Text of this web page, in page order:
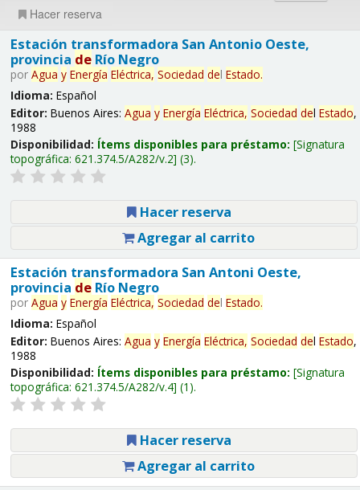
Hacer reserva
Estación transformadora San Antonio Oeste,
provincia deRío Negro
por Agua y Energía Eléctrica, Sociedad del Estado.
Idioma: Español
Editor: Buenos Aires: Agua y Energía Eléctrica, Sociedad del Estado,
1988
Disponibilidad: Ítems disponibles para préstamo: Signatura
topográfica: 621.374.5/A282/v.2 (3).
Hacer reserva
Agregar al carrito
Estación transformadora San Antoni Oeste,
provincia deRío Negro
por Agua y Energía Eléctrica, Sociedad del Estado.
Idioma: Español
Editor: Buenos Aires: Agua y Energía Eléctrica, Sociedad del Estado,
1988
Disponibilidad: Ítems disponibles para préstamo: Signatura
topográfica: 621.374.5/A282/v.4 (1).
Hacer reserva
Agregar al carrito